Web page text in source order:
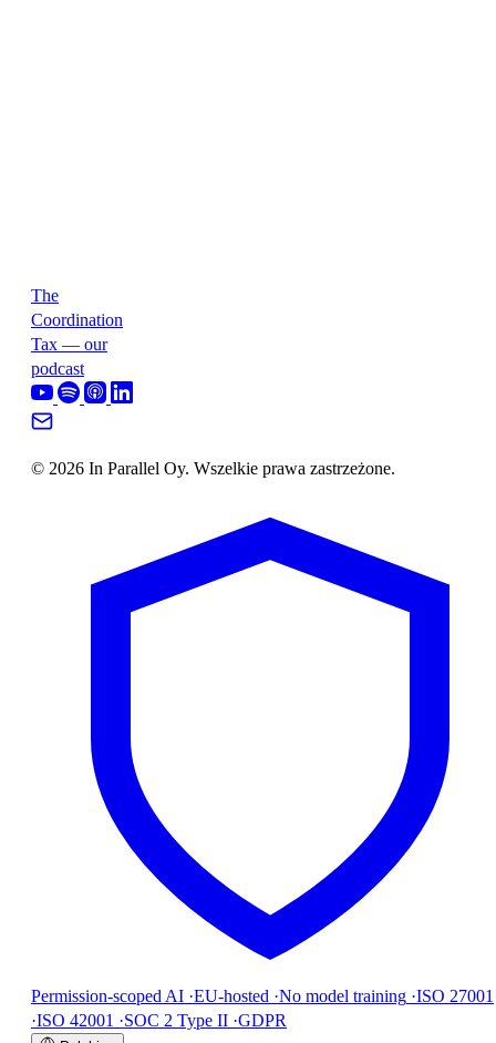
The
Coordination
Tax — our
podcast
© 2026 In Parallel Oy. Wszelkie prawa zastrzeżone.
Permission-scoped AI ·EU-hosted ·No model training ·ISO 27001
·ISO 42001 ·SOC 2 Type II ·GDPR